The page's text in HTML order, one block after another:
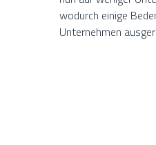
wodurch einige
Unternehmen